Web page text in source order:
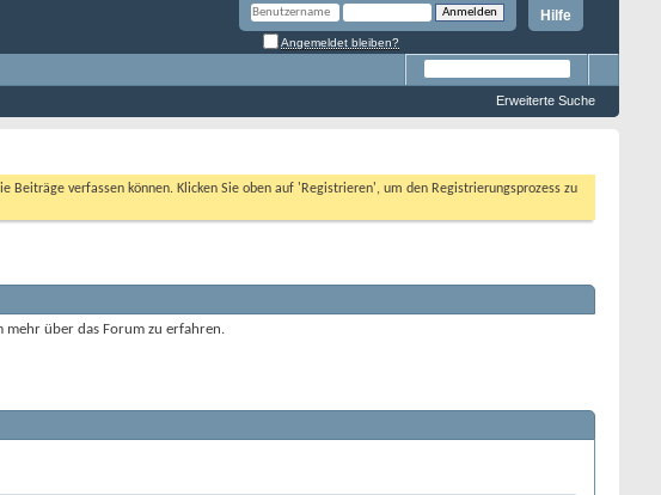
Hilfe
Angemeldet bleiben?
Erweiterte Suche
Beiträge verfassen können. Klicken Sie oben auf 'Registrieren', um den Registrierungsprozess zu
mehr über das Forum zu erfahren.